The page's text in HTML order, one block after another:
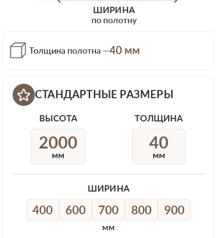
ШИРИНА
по полотну
Толщина полотна —40 мм
СТАНДАРТНЫЕ РАЗМЕРЫ
ВЫСОТА
2000
мм
ШИРИНА
400 600 700 800 900
мм
ТОЛЩИНА
40
мм